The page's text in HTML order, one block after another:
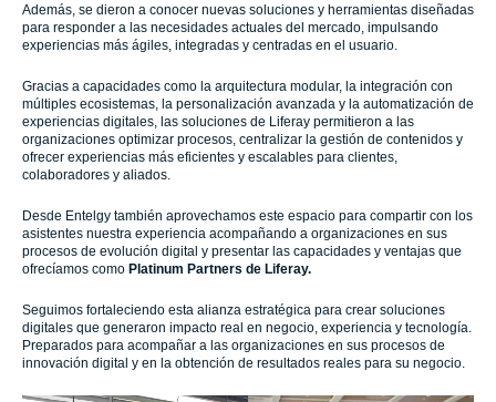
Además, se dieron a conocer nuevas soluciones y herramientas diseñadas
para responder a las necesidades actuales del mercado, impulsando
experiencias más ágiles, integradas y centradas en el usuario.
Gracias a capacidades como la arquitectura modular, la integración con
múltiples ecosistemas, la personalización avanzada y la automatización de
experiencias digitales, las soluciones de Liferay permitieron a las
organizaciones optimizar procesos, centralizar la gestión de contenidos y
ofrecer experiencias más eficientes y escalables para clientes,
colaboradores y aliados.
Desde Entelgy también aprovechamos este espacio para compartir con los
asistentes nuestra experiencia acompañando a organizaciones en sus
procesos de evolución digital y presentar las capacidades y ventajas que
ofrecíamos como Platinum Partners de Liferay.
Seguimos fortaleciendo esta alianza estratégica para crear soluciones
digitales que generaron impacto real en negocio, experiencia y tecnología.
Preparados para acompañar a las organizaciones en sus procesos de
innovación digital y en la obtención de resultados reales para su negocio.